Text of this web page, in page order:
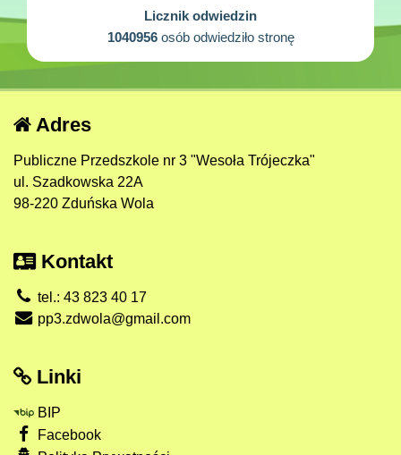
Licznik odwiedzin
1040956osób odwiedziło stronę
Adres
Publiczne Przedszkole nr 3 "Wesoła Trójeczka"
ul. Szadkowska 22A
98-220 Zduńska Wola
Kontakt
tel.: 43 823 40 17
pp3.zdwola@gmail.com
Linki
BIP
Facebook